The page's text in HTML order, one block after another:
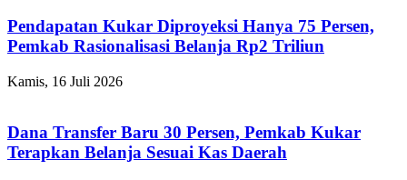
Pendapatan Kukar Diproyeksi Hanya 75 Persen,
Pemkab Rasionalisasi Belanja Rp2 Triliun
Kamis, 16 Juli 2026
Dana Transfer Baru 30 Persen, Pemkab Kukar
Terapkan Belanja Sesuai Kas Daerah